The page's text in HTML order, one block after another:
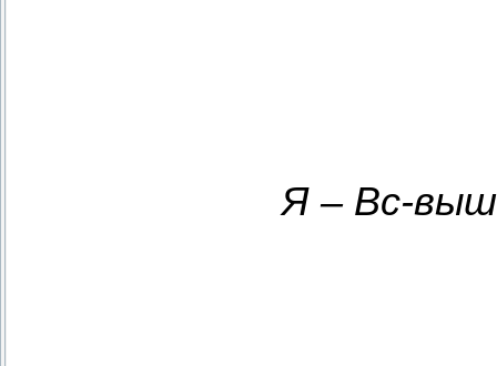
Я – Вс-